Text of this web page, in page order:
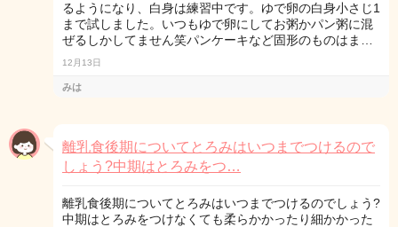
るようになり、白身は練習中です。ゆで卵の白身小さじ1
まで試しました。いつもゆで卵にしてお粥かパン粥に混
ぜるしかしてません笑パンケーキなど固形のものはま…
12月13日
みは
離乳食後期についてとろみはいつまでつけるので
しょう?中期はとろみをつ…
離乳食後期についてとろみはいつまでつけるのでしょう?
中期はとろみをつけなくても柔らかかったり細かかった